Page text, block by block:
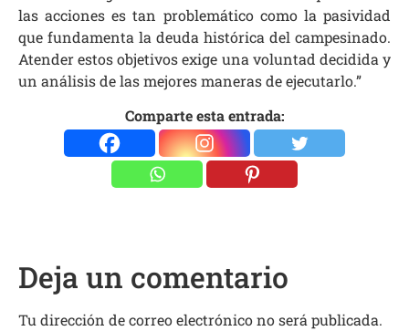
las acciones es tan problemático como la pasividad
que fundamenta la deuda histórica del campesinado.
Atender estos objetivos exige una voluntad decidida y
un análisis de las mejores maneras de ejecutarlo.”
Comparte esta entrada:
Deja un comentario
Tu dirección de correo electrónico no será publicada.